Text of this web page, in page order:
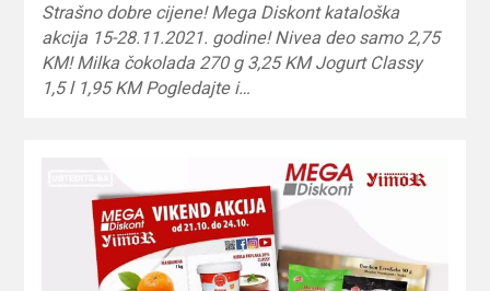
Strašno dobre cijene! Mega Diskont kataloška
akcija 15-28.11.2021. godine! Nivea deo samo 2,75
KM! Milka čokolada 270 g 3,25 KM Jogurt Classy
1,5 l 1,95 KM Pogledajte i…